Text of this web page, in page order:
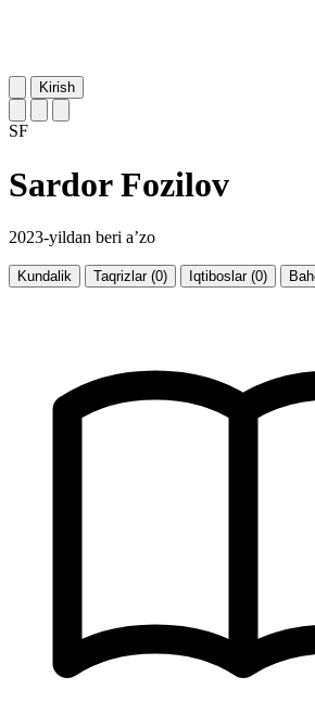
Kirish
SF
Sardor Fozilov
2023-yildan beri a’zo
Kundalik Taqrizlar (0) Iqtiboslar (0)